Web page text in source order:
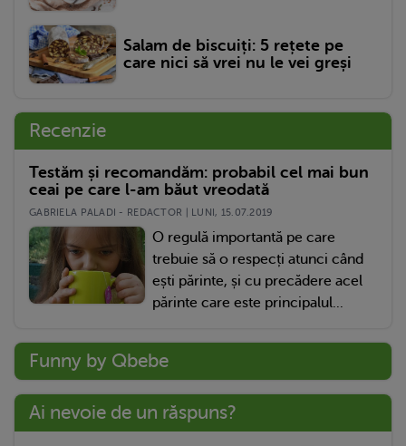
Salam de biscuiți: 5 rețete pe
care nici să vrei nu le vei greși
Recenzie
Testăm și recomandăm: probabil cel mai bun
ceai pe care l-am băut vreodată
GABRIELA PALADI - REDACTOR | LUNI, 15.07.2019
O regulă importantă pe care
trebuie să o respecți atunci când
ești părinte, și cu precădere acel
părinte care este principalul...
Funny by Qbebe
Ai nevoie de un răspuns?